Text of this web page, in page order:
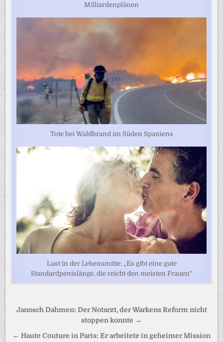
Milliardenplänen
Tote bei Waldbrand im Süden Spaniens
Lust in der Lebensmitte: „Es gibt eine gute
Standardpenislänge, die reicht den meisten Frauen“
Beitragsnavigation
Janosch Dahmen: Der Notarzt, der Warkens Reform nicht
stoppen konnte →
← Haute Couture in Paris: Er arbeitete in geheimer Mission